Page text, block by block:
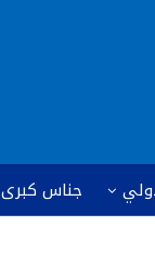
جناس كبرى